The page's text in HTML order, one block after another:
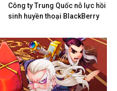
Công ty Trung Quốc nỗ lực hồi
sinh huyền thoại BlackBerry